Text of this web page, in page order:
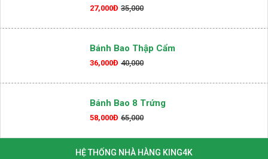
27,000Đ 35,000
Bánh Bao Thập Cẩm
36,000Đ 40,000
Bánh Bao 8 Trứng
58,000Đ 65,000
HỆ THỐNG NHÀ HÀNG KING4K